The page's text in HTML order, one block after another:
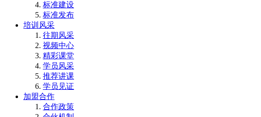
标准建设
标准发布
培训风采
往期风采
视频中心
精彩课堂
学员风采
推荐讲课
学员见证
加盟合作
合作政策